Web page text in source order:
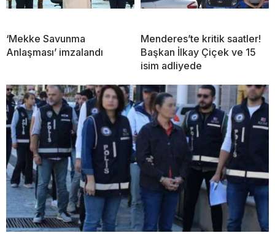
‘Mekke Savunma
Anlaşması’ imzalandı
Menderes’te kritik saatler!
Başkan İlkay Çiçek ve 15
isim adliyede